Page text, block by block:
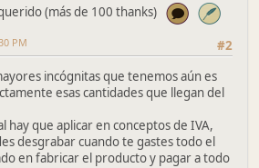
#2
PM
incógnitas que tenemos aún es
esas cantidades que llegan del
hay que aplicar en conceptos de IVA,
desgrabar cuando te gastes todo el
en fabricar el producto y pagar a todo